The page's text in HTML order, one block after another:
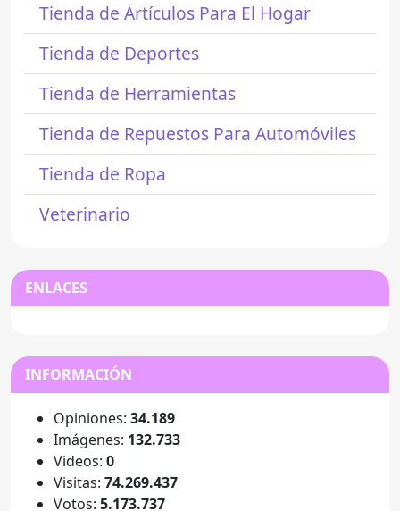
Tienda de Artículos Para El Hogar
Tienda de Deportes
Tienda de Herramientas
Tienda de Repuestos Para Automóviles
Tienda de Ropa
Veterinario
ENLACES
INFORMACIÓN
Opiniones: 34.189
Imágenes: 132.733
Videos: 0
Visitas: 74.269.437
Votos: 5.173.737